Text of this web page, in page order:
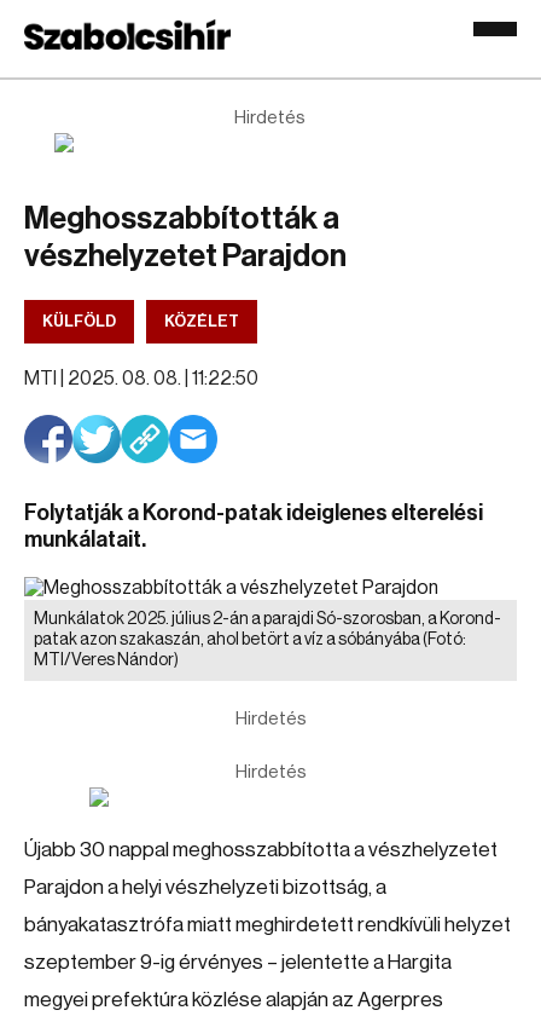
Hirdetés
Meghosszabbították a
vészhelyzetet Parajdon
KÜLFÖLD KÖZÉLET
MTI | 2025. 08. 08. | 11:22:50
Folytatják a Korond-patak ideiglenes elterelési
munkálatait.
Munkálatok 2025. július 2-án a parajdi Só-szorosban, a Korond-
patak azon szakaszán, ahol betört a víz a sóbányába(Fotó:
MTI/Veres Nándor)
Hirdetés
Hirdetés
Újabb 30 nappal meghosszabbította a vészhelyzetet
Parajdon a helyi vészhelyzeti bizottság, a
bányakatasztrófa miatt meghirdetett rendkívüli helyzet
szeptember 9-ig érvényes – jelentette a Hargita
megyei prefektúra közlése alapján az Agerpres